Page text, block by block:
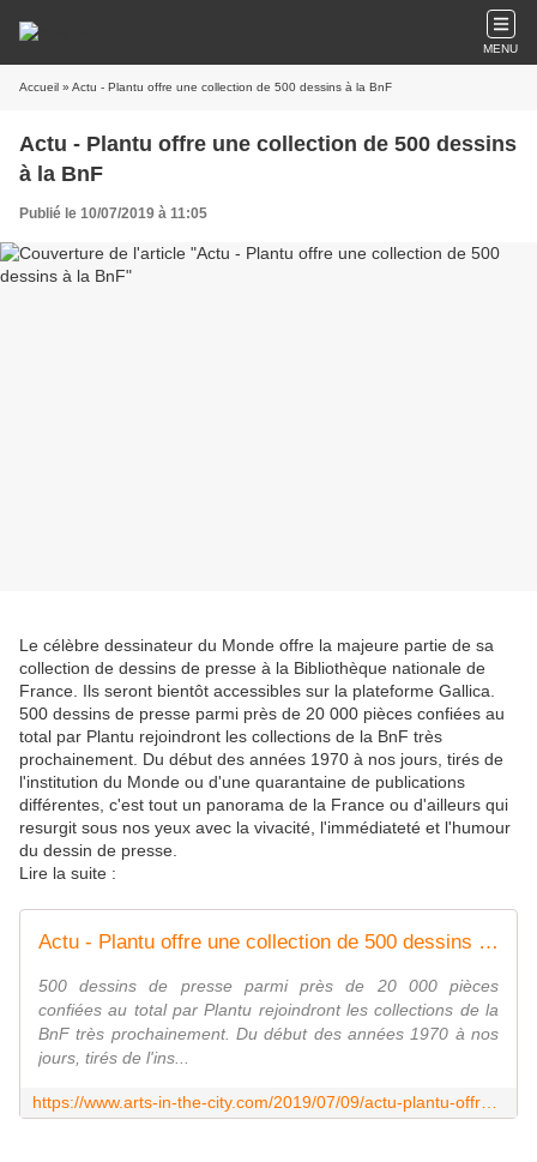
MENU
Accueil » Actu - Plantu offre une collection de 500 dessins à la BnF
Actu - Plantu offre une collection de 500 dessins
à la BnF
Publié le 10/07/2019 à 11:05
Le célèbre dessinateur du Monde offre la majeure partie de sa
collection de dessins de presse à la Bibliothèque nationale de
France. Ils seront bientôt accessibles sur la plateforme Gallica.
500 dessins de presse parmi près de 20 000 pièces confiées au
total par Plantu rejoindront les collections de la BnF très
prochainement. Du début des années 1970 à nos jours, tirés de
l'institution du Monde ou d'une quarantaine de publications
différentes, c'est tout un panorama de la France ou d'ailleurs qui
resurgit sous nos yeux avec la vivacité, l'immédiateté et l'humour
du dessin de presse.
Lire la suite :
Actu - Plantu offre une collection de 500 dessins à la BnF
500 dessins de presse parmi près de 20 000 pièces
confiées au total par Plantu rejoindront les collections de la
BnF très prochainement. Du début des années 1970 à nos
jours, tirés de l'ins...